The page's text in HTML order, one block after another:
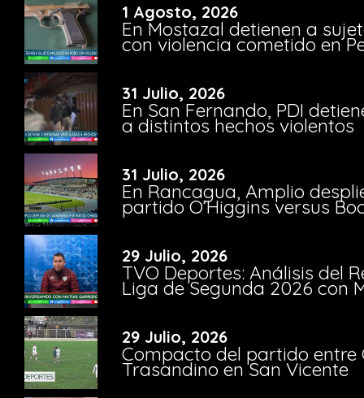
1 Agosto, 2026
En Mostazal detienen a
con violencia cometido en
31 Julio, 2026
En San Fernando, PDI
a distintos hechos violentos
31 Julio, 2026
En Rancagua, Amplio
partido O’Higgins versus
29 Julio, 2026
TVO Deportes: Análisis del
Liga de Segunda 2026 con
29 Julio, 2026
Compacto del partido entre
Trasandino en San Vicente